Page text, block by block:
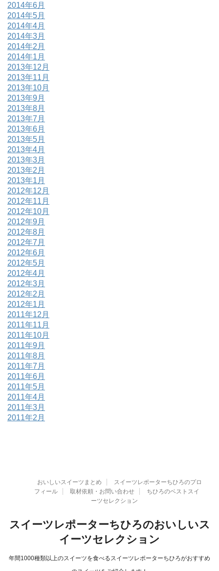
2014年6月
2014年5月
2014年4月
2014年3月
2014年2月
2014年1月
2013年12月
2013年11月
2013年10月
2013年9月
2013年8月
2013年7月
2013年6月
2013年5月
2013年4月
2013年3月
2013年2月
2013年1月
2012年12月
2012年11月
2012年10月
2012年9月
2012年8月
2012年7月
2012年6月
2012年5月
2012年4月
2012年3月
2012年2月
2012年1月
2011年12月
2011年11月
2011年10月
2011年9月
2011年8月
2011年7月
2011年6月
2011年5月
2011年4月
2011年3月
2011年2月
おいしいスイーツまとめ
スイーツレポーターちひろのプロ
フィール
取材依頼・お問い合わせ
ちひろのベストスイ
ーツセレクション
スイーツレポーターちひろのおいしいス
イーツセレクション
年間1000種類以上のスイーツを食べるスイーツレポーターちひろがおすすめ